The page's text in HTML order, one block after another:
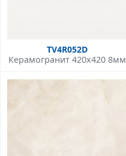
TV4R052D
Керамогранит 420x420 8мм